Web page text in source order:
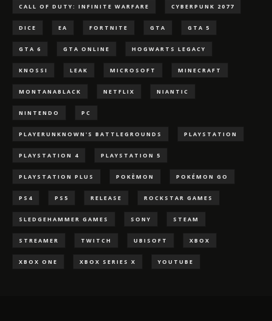
CALL OF DUTY: INFINITE WARFARE CYBERPUNK 2077
DICE EA FORTNITE GTA GTA 5
GTA 6 GTA ONLINE HOGWARTS LEGACY
KNOSSI LEAK MICROSOFT MINECRAFT
MONTANABLACK NETFLIX NIANTIC
NINTENDO PC
PLAYERUNKNOWN'S BATTLEGROUNDS PLAYSTATION
PLAYSTATION 4 PLAYSTATION 5
PLAYSTATION PLUS POKÈMON POKÉMON GO
PS4 PS5 RELEASE ROCKSTAR GAMES
SLEDGEHAMMER GAMES SONY STEAM
STREAMER TWITCH UBISOFT XBOX
XBOX ONE XBOX SERIES X YOUTUBE